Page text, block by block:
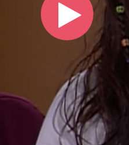
Play
Video